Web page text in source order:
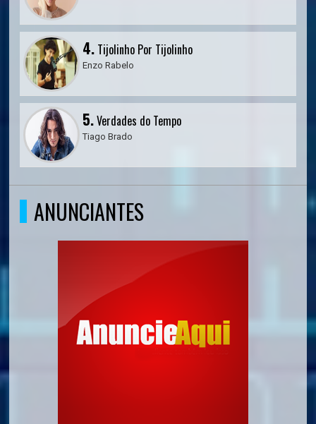
4. Tijolinho Por Tijolinho
Enzo Rabelo
5.Verdades do Tempo
Tiago Brado
ANUNCIANTES